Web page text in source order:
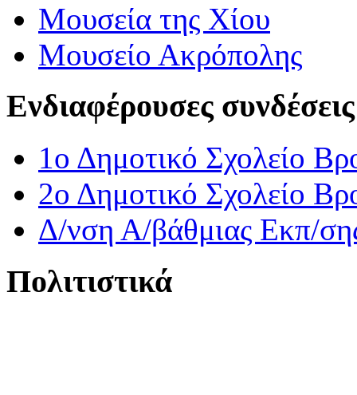
Μουσεία της Χίου
Μουσείο Ακρόπολης
Ενδιαφέρουσες συνδέσεις
1ο Δημοτικό Σχολείο
2ο Δημοτικό Σχολείο
Δ/νση Α/βάθμιας Εκπ/
Πολιτιστικά